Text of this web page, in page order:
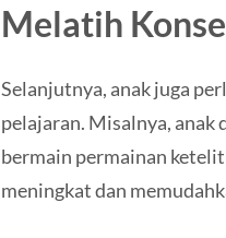
Melatih
Selanjutnya, anak juga
pelajaran. Misalnya, anak
bermain permainan
meningkat dan